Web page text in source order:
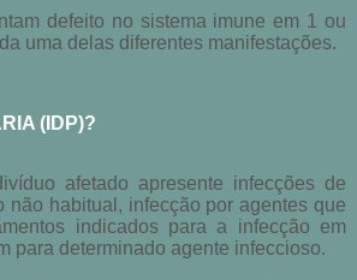
defeito no sistema imune em 1 ou
uma delas diferentes manifestações.
(IDP)?
afetado apresente infecções de
habitual, infecção por agentes que
indicados para a infecção em
para determinado agente infeccioso.